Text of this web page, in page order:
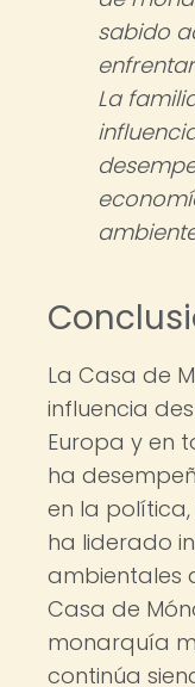
sabido
La
La Casa de
influencia
Europa y en
ha
en la
ha liderado
ambientales
Casa de
monarquía
continúa